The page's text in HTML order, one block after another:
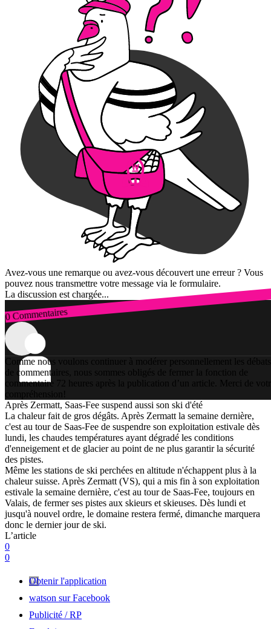
Avez-vous une remarque ou avez-vous découvert une erreur ? Vous
pouvez nous transmettre votre message via le formulaire.
La discussion est chargée...
0 Commentaires
Connexion
Comme nous voulons continuer à modérer personnellement les débats
de commentaires, nous sommes obligés de fermer la fonction de
commentaire 72 heures après la publication d’un article. Merci de
compréhension!
Après Zermatt, Saas-Fee suspend aussi son ski d'été
La chaleur fait de gros dégâts. Après Zermatt la semaine dernière,
c'est au tour de Saas-Fee de suspendre son exploitation estivale dès
lundi, les chaudes températures ayant dégradé les conditions
d'enneigement et de glacier au point de ne plus garantir la sécurité
des pistes.
Même les stations de ski perchées en altitude n'échappent plus à la
chaleur suisse. Après Zermatt (VS), qui a mis fin à son exploitation
estivale la semaine dernière, c'est au tour de Saas-Fee, toujours en
Valais, de fermer ses pistes aux skieurs et skieuses. Dès lundi et
jusqu'à nouvel ordre, le domaine restera fermé, dimanche marquera
donc le dernier jour de ski.
L’article
0
0
Obtenir l'application
watson sur Facebook
Publicité / RP